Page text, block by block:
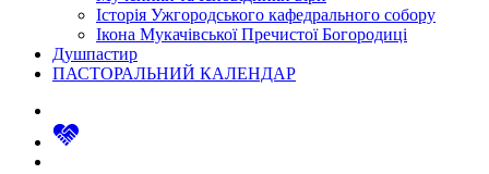
Історія Ужгородського кафедрального собору
Ікона Мукачівської Пречистої Богородиці
Душпастир
ПАСТОРАЛЬНИЙ КАЛЕНДАР